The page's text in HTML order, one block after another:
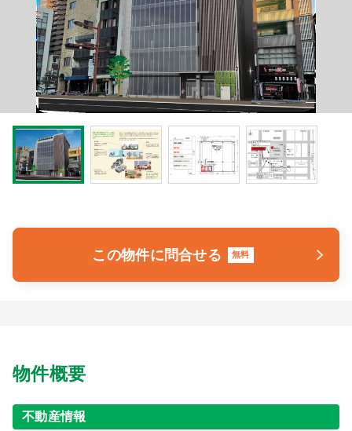
継承開業（医院継承）
新規開業（戸建て・テナント）
開業支援事例
開業支援事例
開業ノウハウ
開業セミナー
診療圏調査
この物件に問合せる 無料
物件概要
不動産情報